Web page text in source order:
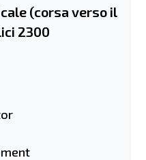
(corsa verso il
2300